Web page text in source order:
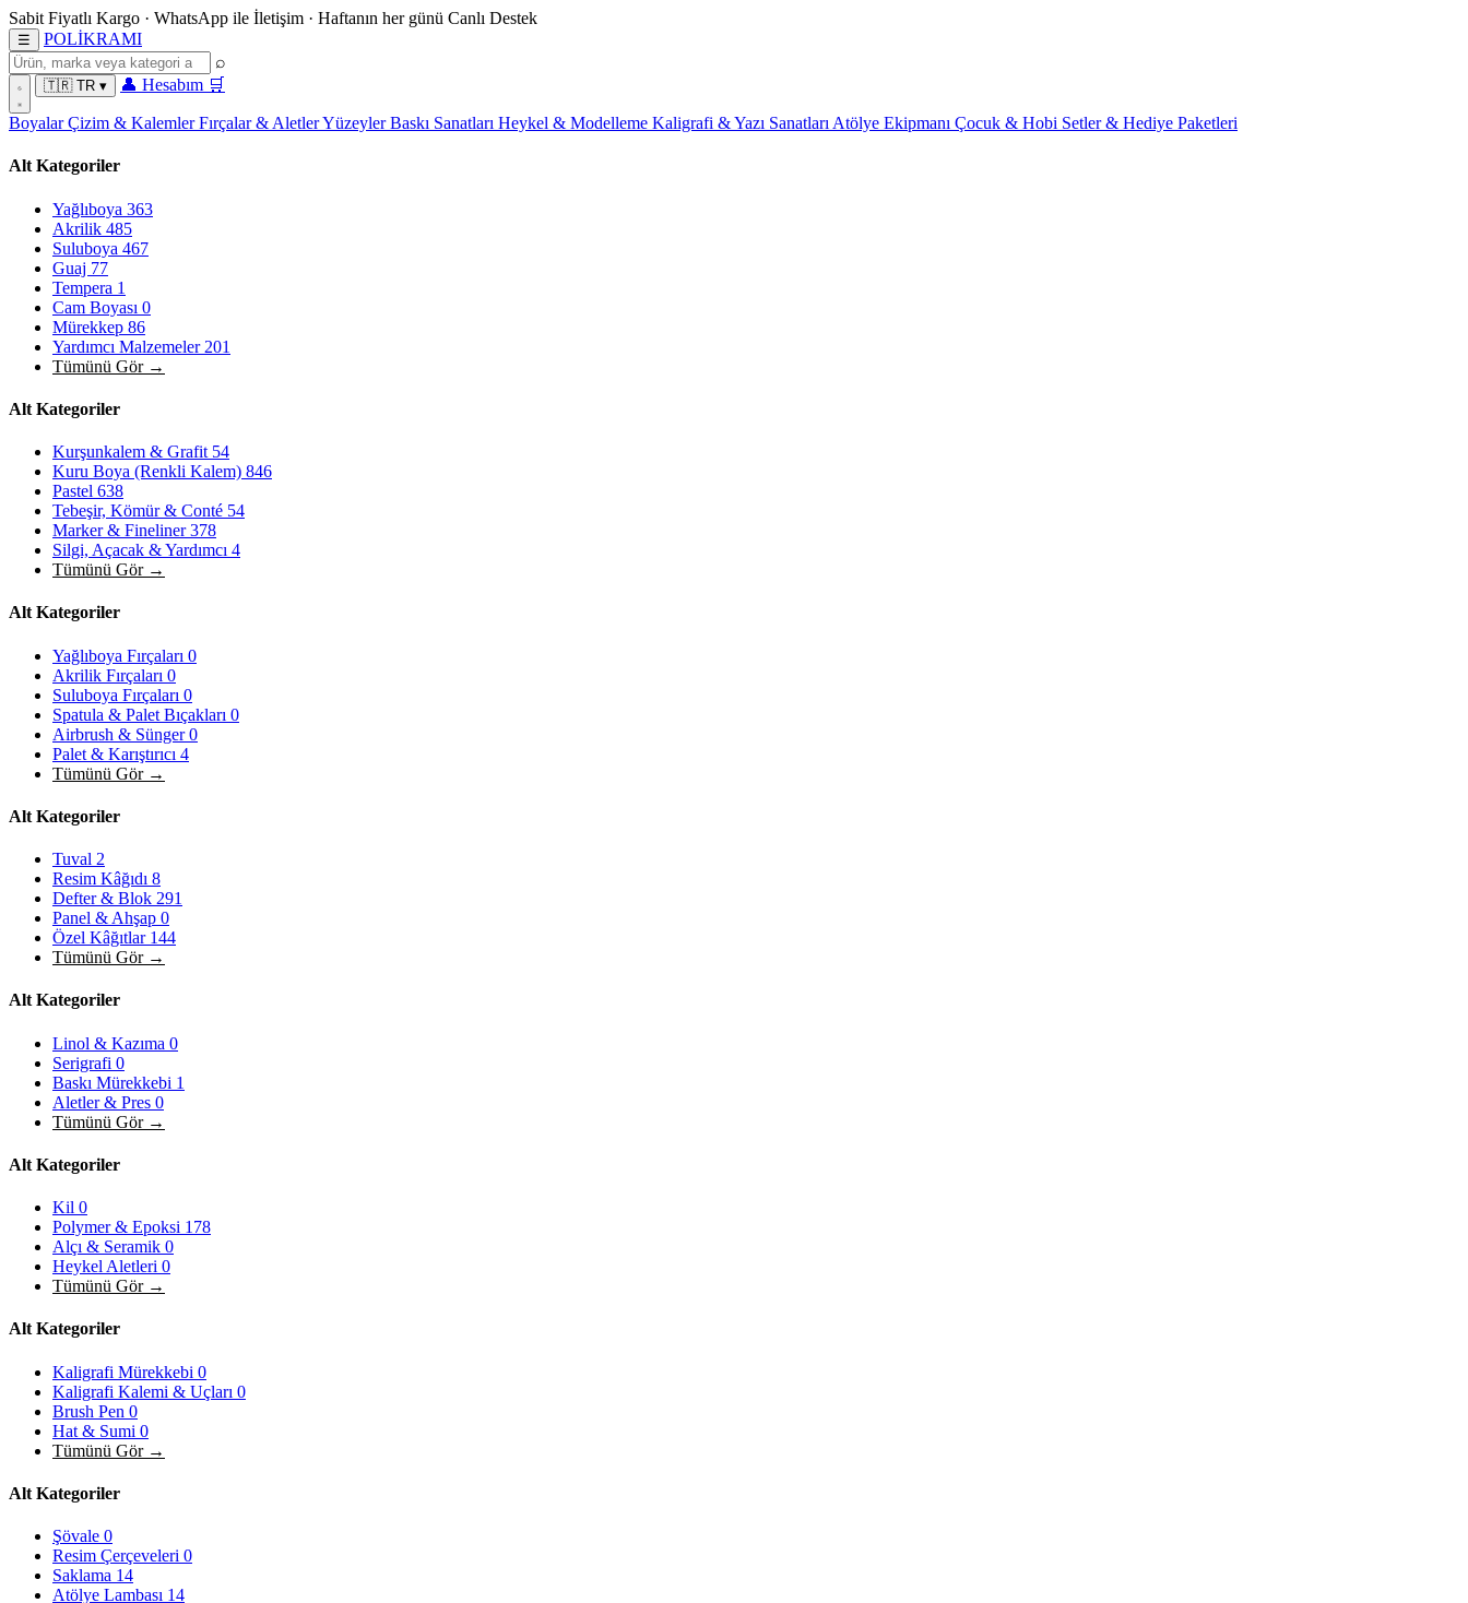
Sabit Fiyatlı Kargo · WhatsApp ile İletişim · Haftanın her günü Canlı Destek
☰ POLİKRAMI
⌕
🇹🇷 TR ▾ 👤 Hesabım 🛒
BoyalarÇizim & KalemlerFırçalar & AletlerYüzeylerBaskı Sanatları Heykel & Modelleme Kaligrafi & Yazı Sanatları Atölye Ekipmanı Çocuk & Hobi Setler & Hediye Paketleri
Alt Kategoriler
Yağlıboya 363
Akrilik 485
Suluboya 467
Guaj 77
Tempera 1
Cam Boyası 0
Mürekkep 86
Yardımcı Malzemeler 201
Tümünü Gör →
Alt Kategoriler
Kurşunkalem & Grafit 54
Kuru Boya (Renkli Kalem) 846
Pastel 638
Tebeşir, Kömür & Conté 54
Marker & Fineliner378
Silgi, Açacak & Yardımcı 4
Tümünü Gör →
Alt Kategoriler
Yağlıboya Fırçaları 0
Akrilik Fırçaları 0
Suluboya Fırçaları 0
Spatula & Palet Bıçakları 0
Airbrush & Sünger0
Palet & Karıştırıcı 4
Tümünü Gör →
Alt Kategoriler
Tuval 2
Resim Kâğıdı 8
Defter & Blok 291
Panel & Ahşap 0
Özel Kâğıtlar 144
Tümünü Gör →
Alt Kategoriler
Linol & Kazıma 0
Serigrafi 0
Baskı Mürekkebi 1
Aletler & Pres 0
Tümünü Gör →
Alt Kategoriler
Kil 0
Polymer & Epoksi 178
Alçı & Seramik 0
Heykel Aletleri 0
Tümünü Gör →
Alt Kategoriler
Kaligrafi Mürekkebi 0
Kaligrafi Kalemi & Uçları 0
Brush Pen 0
Hat & Sumi 0
Tümünü Gör →
Alt Kategoriler
Şövale 0
Resim Çerçeveleri 0
Saklama 14
Atölye Lambası 14